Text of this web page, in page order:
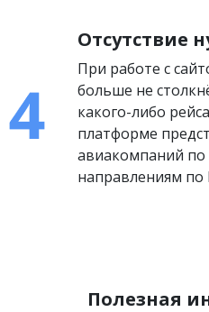
Отсутствие
При работе с
больше не
какого-либо
платформе
авиакомпаний
направлениям по
Полезная